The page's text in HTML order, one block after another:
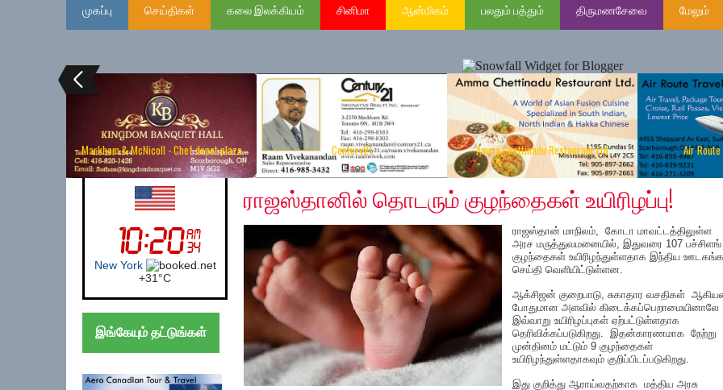
முகப்பு செய்திகள் கலை இலக்கியம் சினிமா ஆன்மிகம் பலதும் பத்தும் திருமணசேவை மேலும்
Markham & McNicoll - Chef depot plaza Century21 Amma Chettinadu Restaurant Ltd Air
UK (London)
London
+27°C
இங்கேயும் தட்டுங்கள்
Sunday, January 5, 2020
ராஜஸ்தானில் தொடரும் குழந்தைகள் உயிரிழப்பு!
ராஜஸ்தான் மாநிலம், கோடா மாவட்டத்திலுள்ள
அரச மருத்துவமனையில், இதுவரை 107 பச்சிளங்
குழந்தைகள் உயிரிழந்துள்ளதாக இந்திய
செய்தி வெளியிட்டுள்ளன.
ஆக்சிஜன் குறைபாடு, சுகாதார வசதிகள்
போதுமான அளவில் கிடைக்கப்பெறாமையினாலே
இவ்வாறு உயிரிழப்புகள் ஏற்பட்டுள்ளதாக
தெரிவிக்கப்படுகிறது. இதன்காரணமாக நேற்று
முன்தினம் மட்டும் 9 குழந்தைகள்
உயிரிழந்துள்ளதாகவும் குறிப்பிடப்படுகிறது.
இது குறித்து ஆராய்வதற்காக மத்திய அரசு